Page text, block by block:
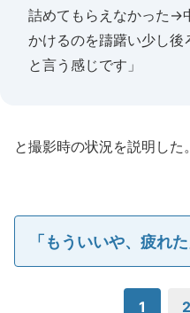
詰めてもらえなかった→
かけるのを躊躇い少し
と言う感じです」
と撮影時の状況を説明した。
「もういいや、疲れた
1 2